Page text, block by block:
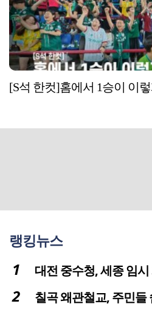
[S석 한컷]홈에서 1승이 이
랭킹뉴스
대전 중수청, 세종 임시 개청 후
칠곡 왜관철교, 주민들